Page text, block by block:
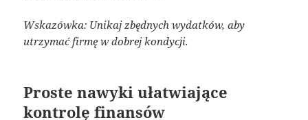
Wskazówka: Unikaj zbędnych wydatków, aby
utrzymać firmę w dobrej kondycji.
Proste nawyki ułatwiające
kontrolę finansów